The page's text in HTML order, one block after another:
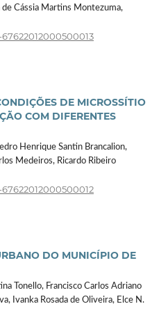
Cássia Martins Montezuma,
DE MICROSSÍTIO
COM DIFERENTES
Henrique Santin Brancalion,
Medeiros, Ricardo Ribeiro
DO MUNICÍPIO DE
Tonello, Francisco Carlos Adriano
Ivanka Rosada de Oliveira, Elce N.